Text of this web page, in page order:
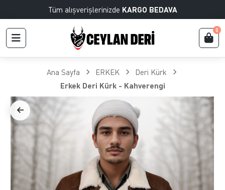
Tüm alışverişlerinizde KARGO BEDAVA
0
Ana Sayfa ERKEK
Deri Kürk
Erkek Deri Kürk - Kahverengi